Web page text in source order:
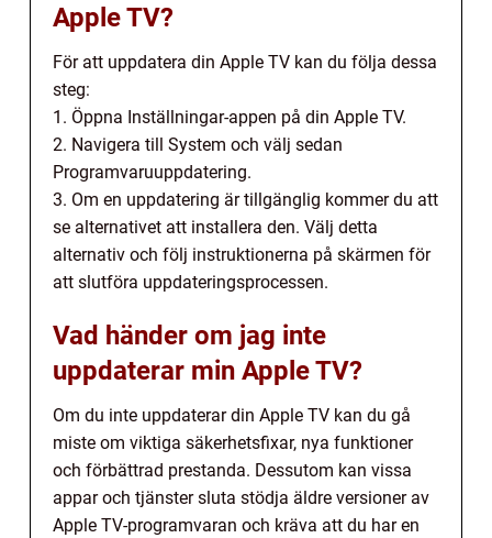
Apple TV?
För att uppdatera din Apple TV kan du följa dessa
steg:
1. Öppna Inställningar-appen på din Apple TV.
2. Navigera till System och välj sedan
Programvaruuppdatering.
3. Om en uppdatering är tillgänglig kommer du att
se alternativet att installera den. Välj detta
alternativ och följ instruktionerna på skärmen för
att slutföra uppdateringsprocessen.
Vad händer om jag inte
uppdaterar min Apple TV?
Om du inte uppdaterar din Apple TV kan du gå
miste om viktiga säkerhetsfixar, nya funktioner
och förbättrad prestanda. Dessutom kan vissa
appar och tjänster sluta stödja äldre versioner av
Apple TV-programvaran och kräva att du har en